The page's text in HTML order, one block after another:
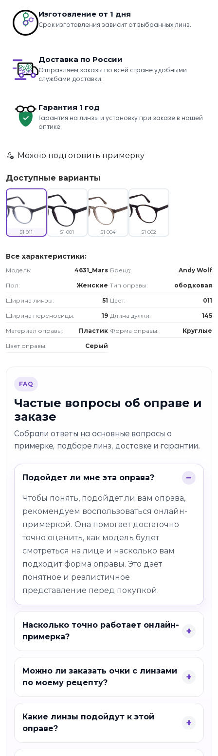
Изготовление от 1 дня
Срок изготовления зависит от выбранных линз.
Доставка по России
Отправляем заказы по всей стране удобными
службами доставки.
Гарантия 1 год
Гарантия на линзы и установку при заказе в нашей
оптике.
Можно подготовить примерку
Доступные варианты
51 011 51 001 51 004 51 002
Все характеристики:
Модель: 4631_Mars Бренд: Andy Wolf
Пол: Женские Тип оправы: ободковая
Ширина линзы: 51 Цвет: 011
Ширина переносицы: 19 Длина дужки: 145
Материал оправы: Пластик Форма оправы: Круглые
Цвет оправы: Серый
FAQ
Частые вопросы об оправе и
заказе
Собрали ответы на основные вопросы о
примерке, подборе линз, доставке и гарантии.
Подойдет ли мне эта оправа?
Чтобы понять, подойдет ли вам оправа,
рекомендуем воспользоваться онлайн-
примеркой. Она помогает достаточно
точно оценить, как модель будет
смотреться на лице и насколько вам
подходит форма оправы. Это дает
понятное и реалистичное
представление перед покупкой.
Насколько точно работает онлайн-
примерка?
Можно ли заказать очки с линзами
по моему рецепту?
Какие линзы подойдут к этой
оправе?